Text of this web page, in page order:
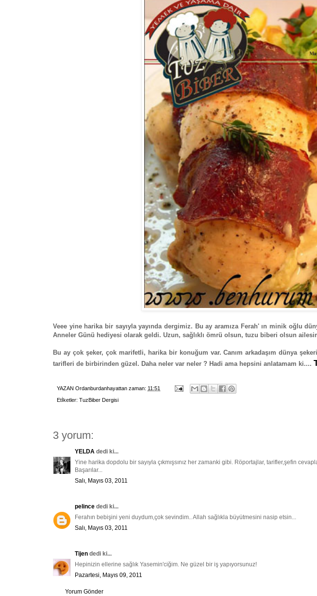
Veee yine harika bir sayıyla yayında dergimiz. Bu ay aramıza Ferah' ın minik oğlu
Anneler Günü hediyesi olarak geldi. Uzun, sağlıklı ömrü olsun, tuzu biberi olsun
Bu ay çok şeker, çok marifetli, harika bir konuğum var. Canım arkadaşım dünya
tarifleri de birbirinden güzel. Daha neler var neler ? Hadi ama hepsini anlatamam ki....
YAZAN Ordanburdanhayattan zaman: 11:51
Etİketler: TuzBiber Dergisi
3 yorum:
YELDA dedi ki...
Yine harika dopdolu bir sayıyla çıkmışsınız her zamanki gibi. Röportajlar, tarifler,şefin
Başarılar...
Salı, Mayıs 03, 2011
pelince dedi ki...
Ferahın bebişini yeni duydum,çok sevindim.. Allah sağlıkla büyütmesini nasip etsin...
Salı, Mayıs 03, 2011
Tijen dedi ki...
Hepinizin ellerine sağlık Yasemin'ciğim. Ne güzel bir iş yapıyorsunuz!
Pazartesi, Mayıs 09, 2011
Yorum Gönder